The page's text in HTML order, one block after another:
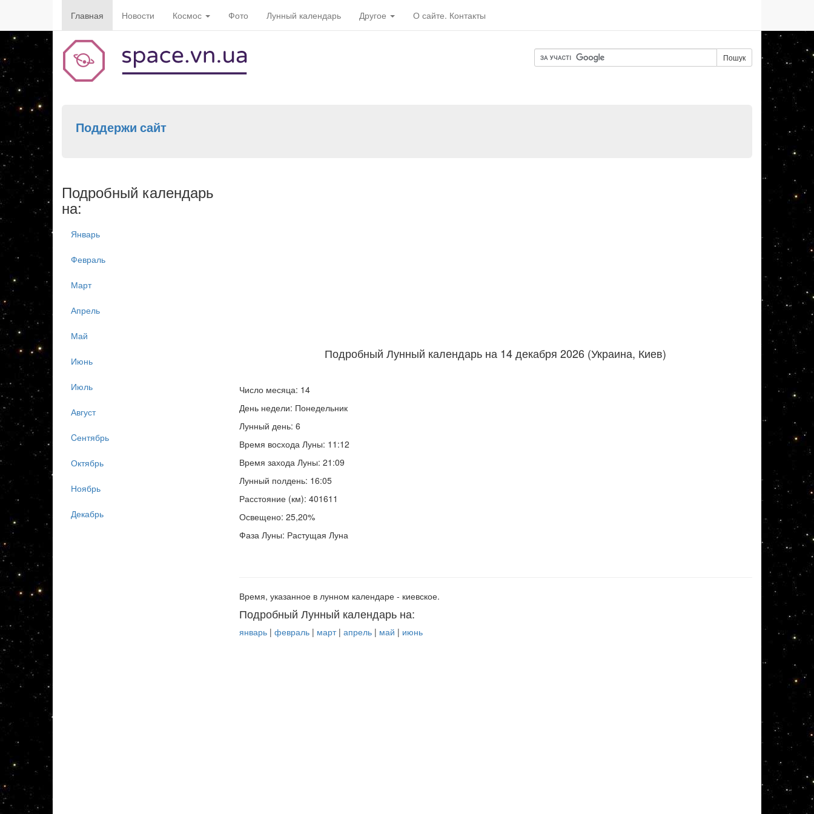
Главная Новости Космос Фото Лунный календарь Другое О сайте. Контакты
Пошук
Поддержи сайт
Подробный Лунный календарь на 14 декабря 2026 (Украина, Киев)
Число месяца: 14
День недели: Понедельник
Лунный день: 6
Время восхода Луны: 11:12
Время захода Луны: 21:09
Лунный полдень: 16:05
Расстояние (км): 401611
Освещено: 25,20%
Фаза Луны: Растущая Луна
Время, указанное в лунном календаре - киевское.
Подробный Лунный календарь на:
январь| февраль| март| апрель| май | июнь
Подробный календарь
на:
Январь
Февраль
Март
Апрель
Май
Июнь
Июль
Август
Cентябрь
Октябрь
Ноябрь
Декабрь